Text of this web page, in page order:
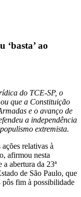
‘basta’ ao
do TCE‑SP, o
que a Constituição
e o avanço de
a independência
extremista.
relativas à
afirmou nesta
abertura da 23ª
de São Paulo, que
fim à possibilidade